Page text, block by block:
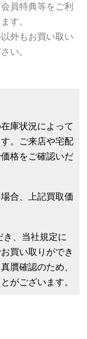
員特典等をご利
す。
外もお買い取い
い。
庫状況によって
。ご来店や宅配
格をご確認いだ
合、上記買取価
、当社規定に
買い取りができ
贋確認のため、
がございます。